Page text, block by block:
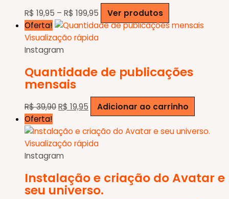
R$ 19,95 – R$ 199,95 Faixa
de
preço:
R$ 199,95
Ver produtos
Oferta!
Visualização rápida
Instagram
Quantidade de publicações
mensais
R$39,90O
original
era:
R$ 39,90.
R$ 19,95
preço
atual
é:
Adicionar ao carrinho
Oferta!
Visualização rápida
Instagram
Instalação e criação do Avatar e
seu universo.